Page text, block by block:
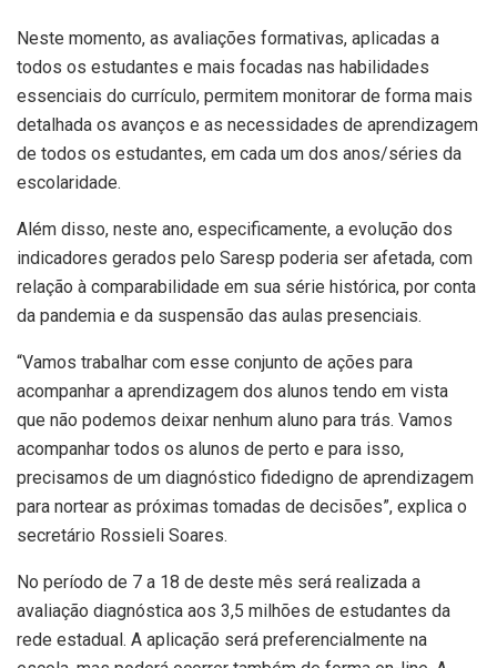
Neste momento, as avaliações formativas, aplicadas a
todos os estudantes e mais focadas nas habilidades
essenciais do currículo, permitem monitorar de forma mais
detalhada os avanços e as necessidades de aprendizagem
de todos os estudantes, em cada um dos anos/séries da
escolaridade.
Além disso, neste ano, especificamente, a evolução dos
indicadores gerados pelo Saresp poderia ser afetada, com
relação à comparabilidade em sua série histórica, por conta
da pandemia e da suspensão das aulas presenciais.
“Vamos trabalhar com esse conjunto de ações para
acompanhar a aprendizagem dos alunos tendo em vista
que não podemos deixar nenhum aluno para trás. Vamos
acompanhar todos os alunos de perto e para isso,
precisamos de um diagnóstico fidedigno de aprendizagem
para nortear as próximas tomadas de decisões”, explica o
secretário Rossieli Soares.
No período de 7 a 18 de deste mês será realizada a
avaliação diagnóstica aos 3,5 milhões de estudantes da
rede estadual. A aplicação será preferencialmente na